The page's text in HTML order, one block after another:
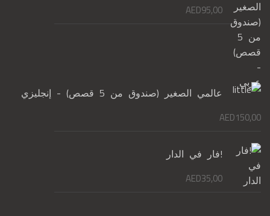
AED95,00
عالمي الصغير (صندوق من 5 قصص) - إنجليزي
AED150,00
!فار في الدار
AED35,00